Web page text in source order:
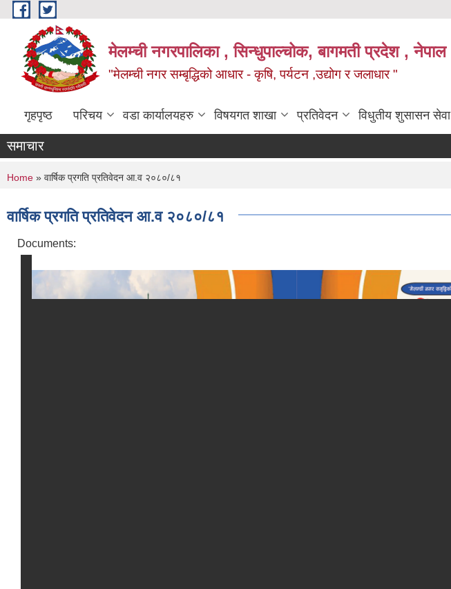
Skip to main content
मेलम्ची नगरपालिका , सिन्धुपाल्चोक, बागमती प्रदेश , नेपाल
"मेलम्ची नगर सम्बृद्धिको आधार - कृषि, पर्यटन ,उद्योग र जलाधार "
गृहपृष्ठ परिचय वडा कार्यालयहरु विषयगत शाखा प्रतिवेदन विधुतीय शुसासन सेवा
समाचार
You are here
Home » वार्षिक प्रगति प्रतिवेदन आ.व २०८०/८१
वार्षिक प्रगति प्रतिवेदन आ.व २०८०/८१
Documents: